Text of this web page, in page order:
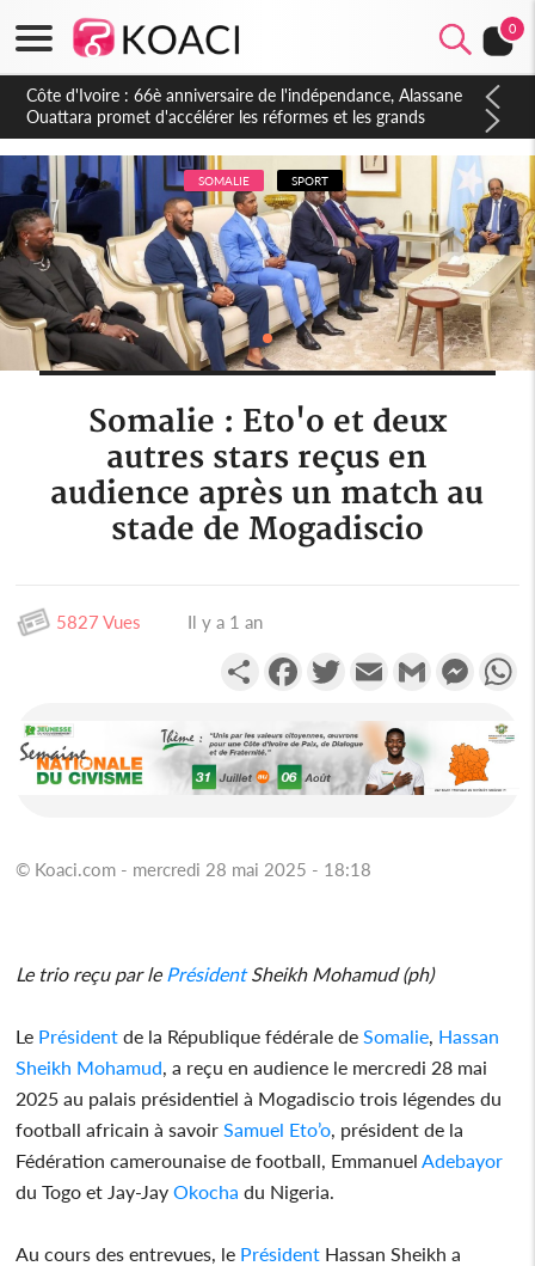
0
Côte d'Ivoire : À Abidjan, Amadou Oury Bah admire le modèle
ivoirien et veut s'en inspirer pour accélérer le développement
de la Guinée
SOMALIE SPORT
Somalie : Eto'o et deux
autres stars reçus en
audience après un match au
stade de Mogadiscio
5827 Vues Il y a 1 an
PartagerFacebookTwitterEmail Gmail
© Koaci.com - mercredi 28 mai 2025 - 18:18
Le trio reçu par le PrésidentSheikh Mohamud (ph)
Le Président de la République fédérale de Somalie, Hassan
Sheikh Mohamud, a reçu en audience le mercredi 28 mai
2025 au palais présidentiel à Mogadiscio trois légendes du
football africain à savoir Samuel Eto’o, président de la
Fédération camerounaise de football, EmmanuelAdebayor
du Togo et Jay-JayOkocha du Nigeria.
Au cours des entrevues, le Président Hassan Sheikh a